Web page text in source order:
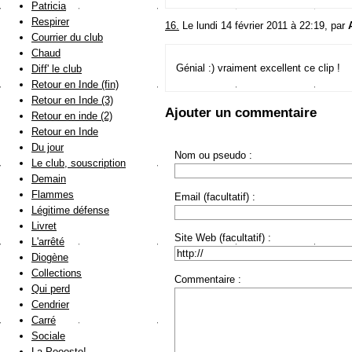
16. Le lundi 14 février 2011 à 22:19, par
Génial :) vraiment excellent ce clip !
Ajouter un commentaire
Nom ou pseudo :
Email (facultatif) :
Site Web (facultatif) :
Commentaire :
Patricia
Respirer
Courrier du club
Chaud
Diff' le club
Retour en Inde (fin)
Retour en Inde (3)
Retour en inde (2)
Retour en Inde
Du jour
Le club, souscription
Demain
Flammes
Légitime défense
Livret
L'arrêté
Diogène
Collections
Qui perd
Cendrier
Carré
Sociale